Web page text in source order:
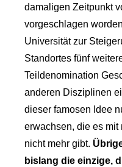
damaligen Zeitpunkt
vorgeschlagen
Universität zur
Standortes fünf
Teildenomination
anderen Disziplinen
dieser famosen Idee
erwachsen, die es
nicht mehr gibt.
bislang die einzige,